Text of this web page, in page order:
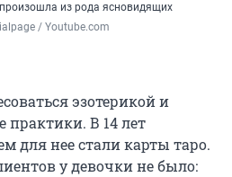
из рода ясновидящих
/ Youtube.com
эзотерикой и
практики. В 14 лет
для нее стали карты таро.
у девочки не было: